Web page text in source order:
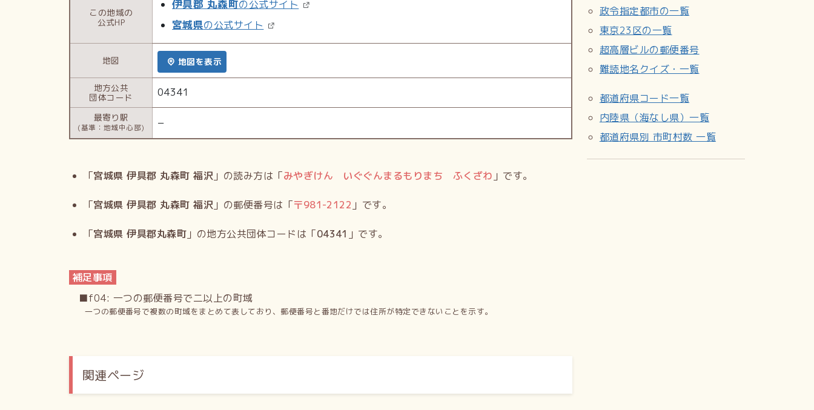
この地域の
公式HP
伊具郡 丸森町の公式サイト
宮城県の公式サイト
地図 地図を表示
地方公共
団体コード
04341
最寄り駅
(基準：地域中心部) −
「宮城県 伊具郡 丸森町 福沢 」の読み方は「みやぎけん いぐぐんまるもりまち ふくざわ 」です。
「宮城県 伊具郡 丸森町 福沢 」の郵便番号は「〒981-2122 」です。
「宮城県 伊具郡丸森町 」の地方公共団体コードは「04341 」です。
補足事項
■f04: 一つの郵便番号で二以上の町域
一つの郵便番号で複数の町域をまとめて表しており、郵便番号と番地だけでは住所が特定できないことを示す。
関連ページ
政令指定都市の一覧
東京23区の一覧
超高層ビルの郵便番号
難読地名クイズ・一覧
都道府県コード一覧
内陸県（海なし県）一覧
都道府県別 市町村数 一覧